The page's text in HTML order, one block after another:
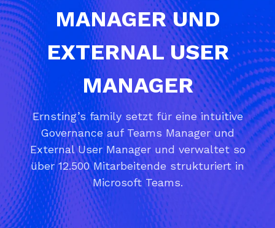
MANAGER UND
EXTERNAL USER
MANAGER
Ernsting’s family setzt für eine intuitive
Governance auf Teams Manager und
External User Manager und verwaltet so
über 12.500 Mitarbeitende strukturiert in
Microsoft Teams.